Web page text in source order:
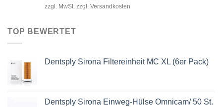
Preis
Preis
zzgl. MwSt. zzgl. Versandkosten
TOP BEWERTET
Dentsply Sirona Filtereinheit MC XL (6er Pack)
Dentsply Sirona Einweg-Hülse Omnicam/ 50 St.